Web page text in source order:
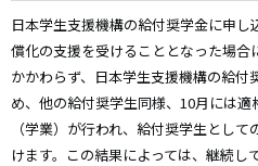
日本学生支援機構の給付奨学金に申
償化の支援を受けることとなった場
かかわらず、日本学生支援機構の給付
め、他の給付奨学生同様、10月には
（学業）が行われ、給付奨学生とし
けます。この結果によっては、継続